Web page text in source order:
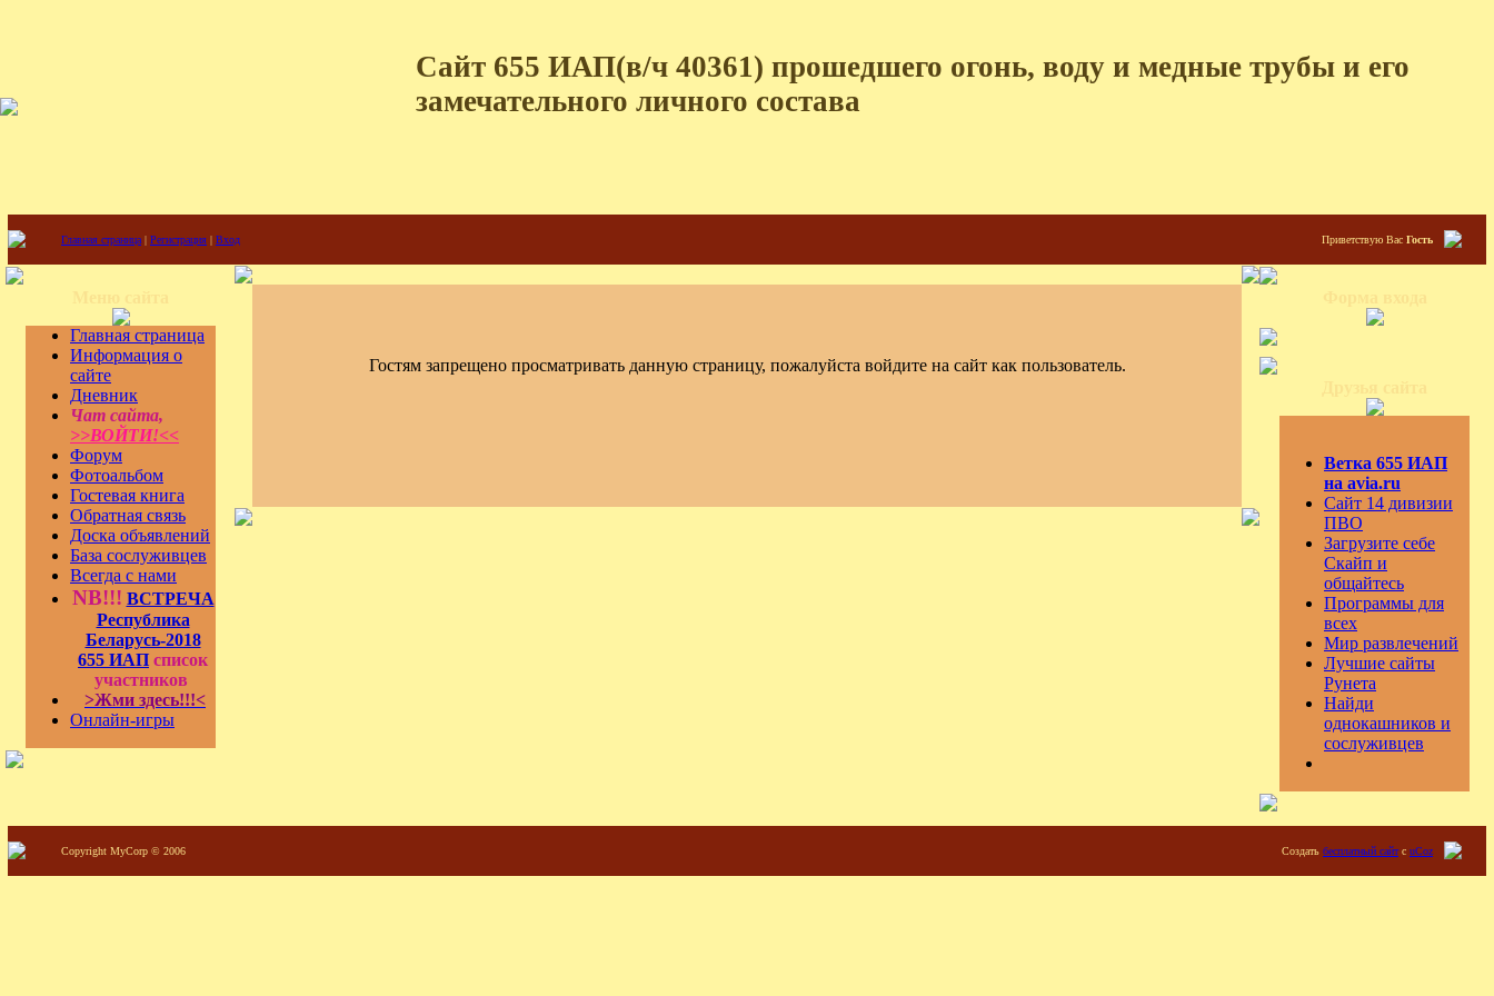
Сайт 655 ИАП(в/ч 40361) прошедшего огонь, воду и медные трубы и его
замечательного личного состава
Главная страница | Регистрация | Вход Приветствую Вас Гость
Главная страница
Информация о
сайте
Дневник
Чат сайта,
>>ВОЙТИ!<<
Форум
Фотоальбом
Гостевая книга
Обратная связь
Доска объявлений
База сослуживцев
Всегда с нами
NB!!! ВСТРЕЧА
Республика
Беларусь-2018
655 ИАП список
участников
>Жми здесь!!!<
Онлайн-игры
Гостям запрещено просматривать данную страницу, пожалуйста войдите на сайт как пользователь.
Ветка 655 ИАП
на avia.ru
Сайт 14 дивизии
ПВО
Загрузите себе
Скайп и
общайтесь
Программы для
всех
Мир развлечений
Лучшие сайты
Рунета
Найди
однокашников и
сослуживцев
Copyright MyCorp © 2006 Создать бесплатный сайтс uCoz